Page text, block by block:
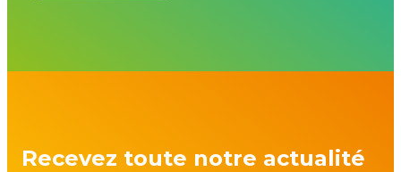
Recevez toute notre actualité